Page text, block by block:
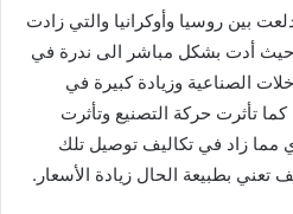
بين روسيا وأوكرانيا والتي زادت
حيث أدت بشكل مباشر الى ندرة في
الصناعية وزيادة كبيرة في
تأثرت حركة التصنيع وتأثرت
زاد في تكاليف توصيل تلك
تعني بطبيعة الحال زيادة الأسعار.